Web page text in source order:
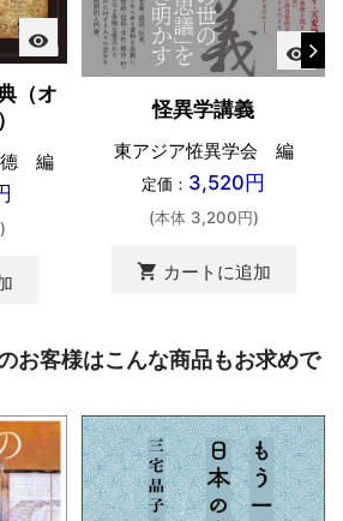
visibility
（オ
德 編
visibility
怪異学講義
東アジア恠異学会 編
定価： 3,520円
(本体 3,200円)
shopping_cart カートに追加
お客様はこんな商品もお求めで